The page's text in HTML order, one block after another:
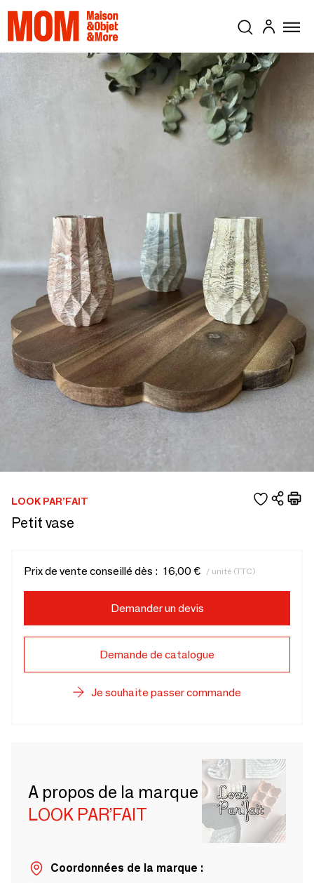
LOOK PAR’FAIT
Petit vase
Prix de vente conseillé dès : 16,00 € / unité (TTC)
Demander un devis
Demande de catalogue
Je souhaite passer commande
A propos de la marque
LOOK PAR’FAIT
Coordonnées de la marque :